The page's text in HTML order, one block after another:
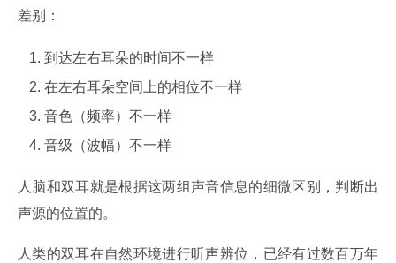
差别：
到达左右耳朵的时间不一样
在左右耳朵空间上的相位不一样
音色（频率）不一样
音级（波幅）不一样
人脑和双耳就是根据这两组声音信息的细微区别，判断出
声源的位置的。
人类的双耳在自然环境进行听声辨位，已经有过数百万年